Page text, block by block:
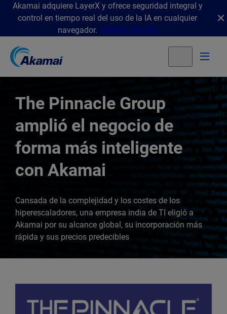
Akamai adquiere LayerX y ofrece seguridad integral y
control en tiempo real del uso de la IA en cualquier
navegador. Obtener detalles
The Pinnacle Group
amplió el negocio de
forma más inteligente
con Akamai
Cansada de la complejidad y los costes de los
hiperescaladores, una empresa india de TI eligió a
Akamai por su alcance global, su incorporación más
rápida y sus precios predecibles